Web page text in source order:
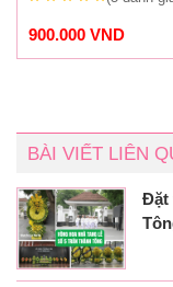
900.000 VND
BÀI VIẾT LIÊN
Đặt